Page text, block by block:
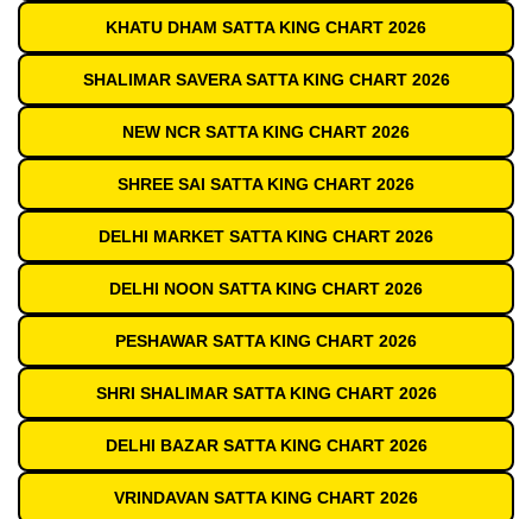
KHATU DHAM SATTA KING CHART 2026
SHALIMAR SAVERA SATTA KING CHART 2026
NEW NCR SATTA KING CHART 2026
SHREE SAI SATTA KING CHART 2026
DELHI MARKET SATTA KING CHART 2026
DELHI NOON SATTA KING CHART 2026
PESHAWAR SATTA KING CHART 2026
SHRI SHALIMAR SATTA KING CHART 2026
DELHI BAZAR SATTA KING CHART 2026
VRINDAVAN SATTA KING CHART 2026